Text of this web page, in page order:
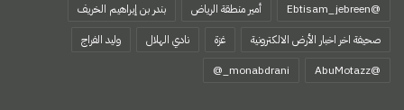
@Ebtisam_jebreen
أمير منطقة الرياض
بندر بن إبراهيم الخريف
صحيفة اخر اخبار الأرض الالكترونية
غزة نادي الهلال
وليد الفراج
‏@AbuMotazz